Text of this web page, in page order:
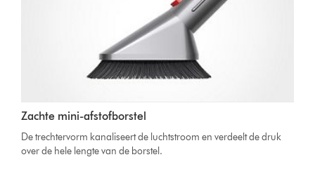
Zachte mini-afstofborstel
De trechtervorm kanaliseert de luchtstroom en verdeelt de druk
over de hele lengte van de borstel.